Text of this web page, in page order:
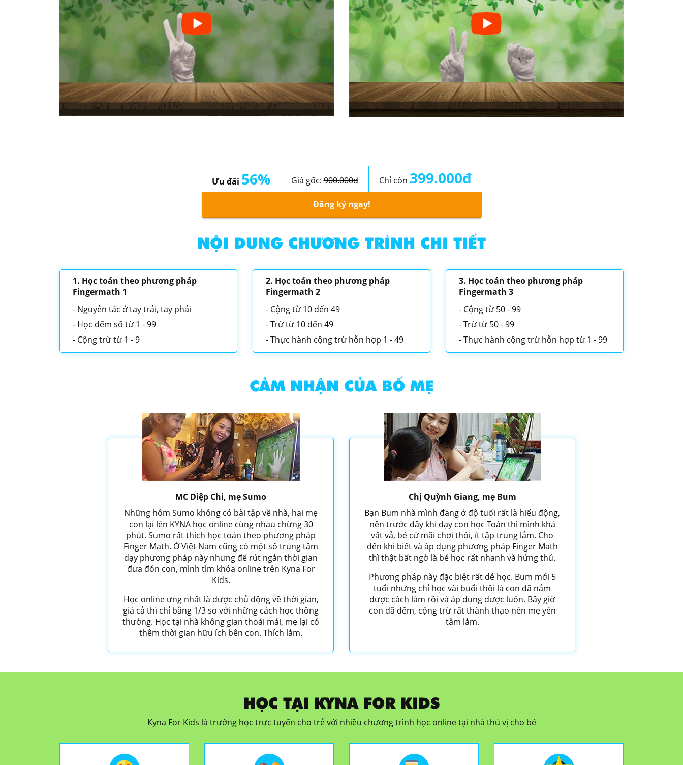
Ưu đãi 56% Giá gốc:900.000đ Chỉ còn 399.000đ
Đăng ký ngay!
NỘI DUNG CHƯƠNG TRÌNH CHI TIẾT
1. Học toán theo phương pháp
Fingermath 1
Nguyên tắc ở tay trái, tay phải
Học đếm số từ 1 - 99
Cộng trừ từ 1 - 9
2. Học toán theo phương pháp
Fingermath 2
Cộng từ 10 đến 49
Trừ từ 10 đến 49
Thực hành cộng trừ hỗn hợp 1 - 49
3. Học toán theo phương pháp
Fingermath 3
Cộng từ 50 - 99
Trừ từ 50 - 99
Thực hành cộng trừ hỗn hợp từ 1 - 99
CẢM NHẬN CỦA BỐ MẸ
MC Diệp Chi, mẹ Sumo
Những hôm Sumo không có bài tập về nhà, hai mẹ
con lại lên KYNA học online cùng nhau chừng 30
phút. Sumo rất thích học toán theo phương pháp
Finger Math. Ở Việt Nam cũng có một số trung tâm
dạy phương pháp này nhưng để rút ngắn thời gian
đưa đón con, mình tìm khóa online trên Kyna For
Kids.
Học online ưng nhất là được chủ động về thời gian,
giá cả thì chỉ bằng 1/3 so với những cách học thông
thường. Học tại nhà không gian thoải mái, mẹ lại có
thêm thời gian hữu ích bên con. Thích lắm.
Chị Quỳnh Giang, mẹ Bum
Bạn Bum nhà mình đang ở độ tuổi rất là hiếu động,
nên trước đây khi dạy con học Toán thì mình khá
vất vả, bé cứ mãi chơi thôi, ít tập trung lắm. Cho
đến khi biết và áp dụng phương pháp Finger Math
thì thật bất ngờ là bé học rất nhanh và hứng thú.
Phương pháp này đặc biệt rất dễ học. Bum mới 5
tuổi nhưng chỉ học vài buổi thôi là con đã nắm
được cách làm rồi và áp dụng được luôn. Bây giờ
con đã đếm, cộng trừ rất thành thạo nên mẹ yên
tâm lắm.
HỌC TẠI KYNA FOR KIDS
Kyna For Kids là trường học trực tuyến cho trẻ với nhiều chương trình học online tại nhà thú vị cho bé